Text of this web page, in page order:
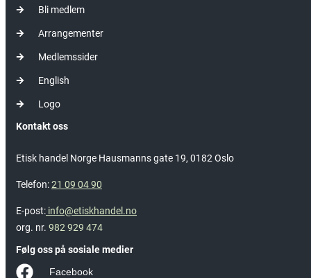
Bli medlem
Arrangementer
Medlemssider
English
Logo
Kontakt oss
Etisk handel Norge Hausmanns gate 19, 0182 Oslo
Telefon:21 09 04 90
E-post: info@etiskhandel.no
org. nr. 982 929 474
Følg oss på sosiale medier
Facebook